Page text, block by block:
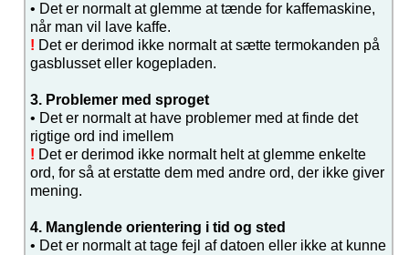
• Det er normalt at glemme at tænde for kaffemaskine,
når man vil lave kaffe.
! Det er derimod ikke normalt at sætte termokanden på
gasblusset eller kogepladen.
3. Problemer med sproget
• Det er normalt at have problemer med at finde det
rigtige ord ind imellem
! Det er derimod ikke normalt helt at glemme enkelte
ord, for så at erstatte dem med andre ord, der ikke giver
mening.
4. Manglende orientering i tid og sted
• Det er normalt at tage fejl af datoen eller ikke at kunne